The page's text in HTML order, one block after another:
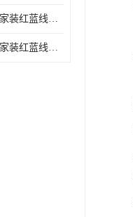
东莞大朗镇联塑家装红蓝线管电话 联塑管道经销商
深圳坪山镇联塑家装红蓝线管型号 来电咨询